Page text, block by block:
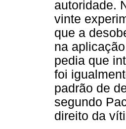
autoridade.
vinte
que a
na
pedia que
foi
padrão de
segundo
direito da